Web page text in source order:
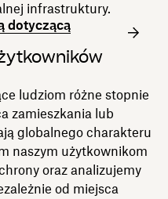
infrastruktury.
dotyczącą
ludziom różne stopnie
zamieszkania lub
globalnego charakteru
naszym użytkownikom
oraz analizujemy
od miejsca